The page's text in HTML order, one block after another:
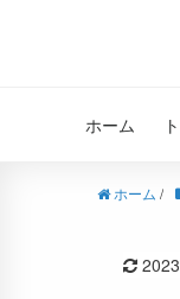
ホーム
ホーム /